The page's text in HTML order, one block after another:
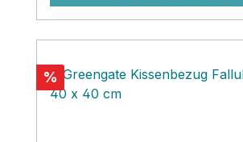
Rabatt
%